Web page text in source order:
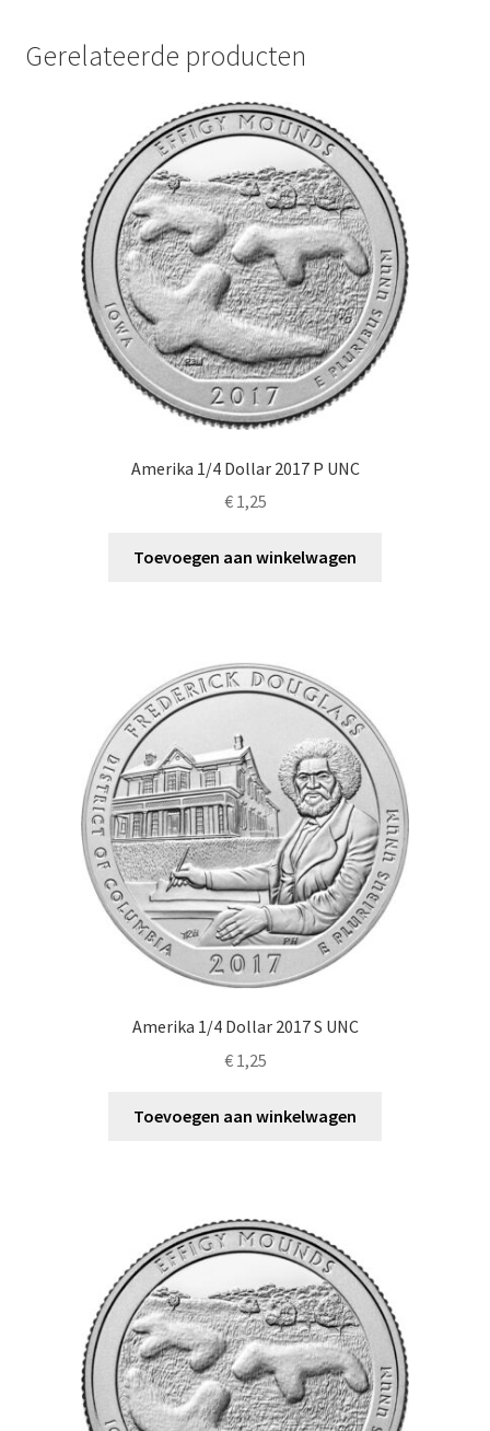
Gerelateerde producten
Amerika 1/4 Dollar 2017 P UNC
€1,25
Toevoegen aan winkelwagen
Amerika 1/4 Dollar 2017 S UNC
€1,25
Toevoegen aan winkelwagen